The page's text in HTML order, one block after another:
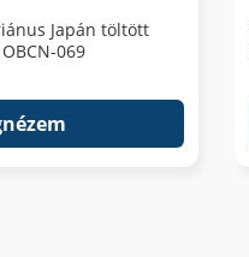
Japán töltött
069